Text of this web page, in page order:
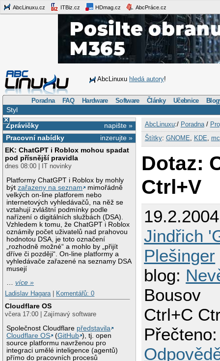
AbcLinuxu.cz ITBiz.cz HDmag.cz AbcPráce.cz
AbcLinuxu hledá autory!
Poradna FAQ Hardware Software Články Učebnice
Styl
×
napište »
Zprávičky
inzerujte »
Pracovní nabídky
EK: ChatGPT i Roblox mohou spadat
pod přísnější pravidla
dnes 08:00 | IT novinky
Platformy ChatGPT i Roblox by mohly
býtzařazeny na seznam
mimořádně
velkých on-line platforem nebo
internetových vyhledávačů, na něž se
vztahují zvláštní podmínky podle
nařízení o digitálních službách (DSA).
Vzhledem k tomu, že ChatGPT i Roblox
oznámily počet uživatelů nad prahovou
hodnotou DSA, je toto označení
„rozhodně možné“ a mohlo by „přijít
dříve či později“. On-line platformy a
vyhledávače zařazené na seznamy DSA
musejí
…více »
Ladislav Hagara
Komentářů: 0
Cloudflare OS
včera 17:00 | Zajímavý software
Společnost Cloudflare představila
Cloudflare OS
(GitHub ), tj. open
source platformu navrženou pro
integraci umělé inteligence (agentů)
přímo do pracovních procesů
AbcLinuxu:/ Poradna/
Štítky: GNOME KDE mc
Dotaz:
Ctrl+V
Jindřich
Plešinger
blog:
Bousov
Ctrl+C